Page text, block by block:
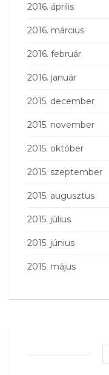
2016. április
2016. március
2016. február
2016. január
2015. december
2015. november
2015. október
2015. szeptember
2015. augusztus
2015. július
2015. június
2015. május